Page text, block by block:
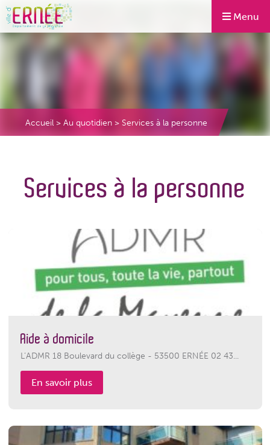
Menu
Accueil > Au quotidien > Services à la personne
Services à la personne
Aide à domicile
L’ADMR 18 Boulevard du collège - 53500 ERNÉE 02 43...
En savoir plus